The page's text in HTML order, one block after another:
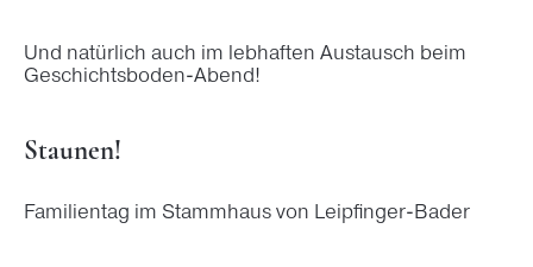
Und natürlich auch im lebhaften Austausch beim
Geschichtsboden-Abend!
Staunen!
Familientag im Stammhaus von Leipfinger-Bader